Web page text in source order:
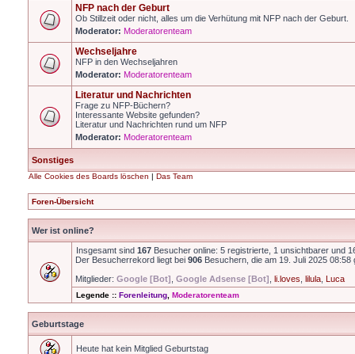
NFP nach der Geburt
Ob Stillzeit oder nicht, alles um die Verhütung mit NFP nach der Geburt.
Moderator: Moderatorenteam
Wechseljahre
NFP in den Wechseljahren
Moderator: Moderatorenteam
Literatur und Nachrichten
Frage zu NFP-Büchern?
Interessante Website gefunden?
Literatur und Nachrichten rund um NFP
Moderator: Moderatorenteam
Sonstiges
Alle Cookies des Boards löschen | Das Team
Foren-Übersicht
Wer ist online?
Insgesamt sind 167 Besucher online: 5 registrierte, 1 unsichtbarer und
Der Besucherrekord liegt bei 906 Besuchern, die am 19. Juli 2025 08:58
Mitglieder: Google [Bot] Google Adsense [Bot] li.loves lilula Luca
Legende :: Forenleitung Moderatorenteam
Geburtstage
Heute hat kein Mitglied Geburtstag